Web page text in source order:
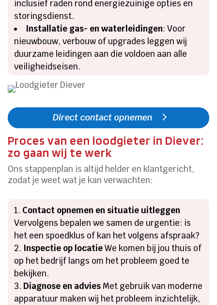
inclusief raden rond energiezuinige opties en
storingsdienst.
Installatie gas- en waterleidingen: Voor
nieuwbouw, verbouw of upgrades leggen wij
duurzame leidingen aan die voldoen aan alle
veiligheidseisen.
Direct contact opnemen
Proces van een loodgieter in Diever:
zo gaan wij te werk
Ons stappenplan is altijd helder en klantgericht,
zodat je weet wat je kan verwachten:
Contact opnemen en situatie uitleggen
Vervolgens bepalen we samen de urgentie: is
het een spoedklus of kan het volgens afspraak?
Inspectie op locatieWe komen bij jou thuis of
op het bedrijf langs om het probleem goed te
bekijken.
Diagnose en advies Met gebruik van moderne
apparatuur maken wij het probleem inzichtelijk,